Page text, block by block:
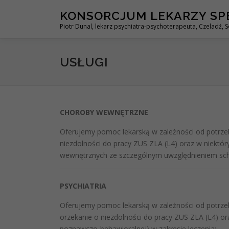
KONSORCJUM LEKARZY
Piotr Dunal, lekarz psychiatra-psychoterapeuta, Czeladź,
USŁUGI
CHOROBY WEWNĘTRZNE
Oferujemy pomoc lekarską w zależności od
niezdolności do pracy ZUS ZLA (L4) oraz w
wewnętrznych ze szczególnym uwzględnieniem
PSYCHIATRIA
Oferujemy pomoc lekarską w zależności od
orzekanie o niezdolności do pracy ZUS ZLA (L4)